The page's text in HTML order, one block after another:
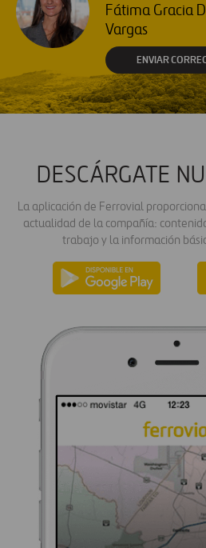
Fátima Gracia
Vargas
ENVIAR
DESCÁRGATE
La aplicación de Ferrovial
actualidad de la compañía:
trabajo y la información